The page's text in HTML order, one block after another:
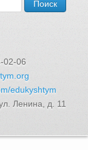
06
edukyshtym
Ленина, д. 11
данных